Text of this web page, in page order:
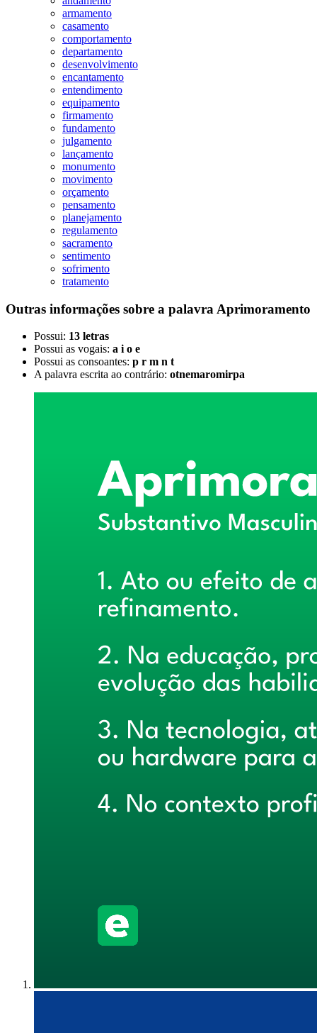
armamento
casamento
comportamento
departamento
desenvolvimento
encantamento
entendimento
equipamento
firmamento
fundamento
julgamento
lançamento
monumento
movimento
orçamento
pensamento
planejamento
regulamento
sacramento
sentimento
sofrimento
tratamento
Outras informações sobre a palavra Aprimoramento
Possui: 13 letras
Possui as vogais: a i o e
Possui as consoantes: p r m n t
A palavra escrita ao contrário: otnemaromirpa